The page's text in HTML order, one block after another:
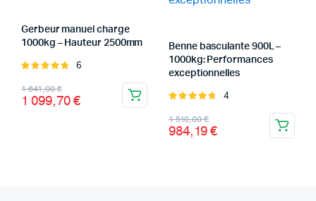
Gerbeur manuel charge
1000kg – Hauteur 2500mm
Note
6
1 641,00€
Le
prix
1 099,70€
Le
prix
Benne basculante 900L –
1000kg: Performances
exceptionnelles
Note
4
1 510,00€
Le
prix
984,19€
Le
prix